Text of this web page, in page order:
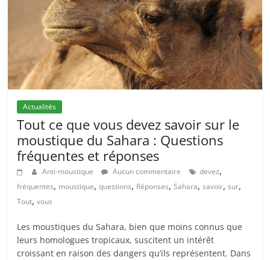
Actualités
Tout ce que vous devez savoir sur le
moustique du Sahara : Questions
fréquentes et réponses
Anti-moustique Aucun commentaire devez,
fréquentes, moustique,questions, Réponses,Sahara,savoir,sur,
Tout,vous
Les moustiques du Sahara, bien que moins connus que
leurs homologues tropicaux, suscitent un intérêt
croissant en raison des dangers qu’ils représentent. Dans